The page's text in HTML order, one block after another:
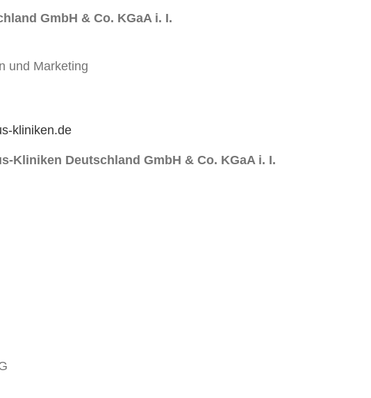
GmbH & Co. KGaA i. I.
und Marketing
kliniken.de
Kliniken Deutschland GmbH & Co. KGaA i. I.